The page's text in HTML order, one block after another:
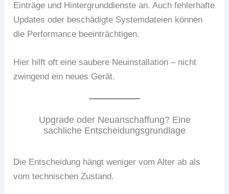
Einträge und Hintergrunddienste an. Auch fehlerhafte
Updates oder beschädigte Systemdateien können
die Performance beeinträchtigen.
Hier hilft oft eine saubere Neuinstallation – nicht
zwingend ein neues Gerät.
Upgrade oder Neuanschaffung? Eine
sachliche Entscheidungsgrundlage
Die Entscheidung hängt weniger vom Alter ab als
vom technischen Zustand.